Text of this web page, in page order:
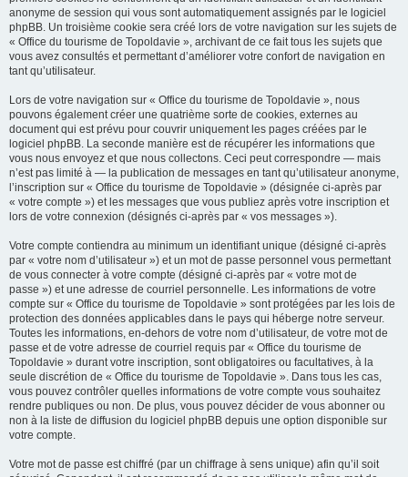
anonyme de session qui vous sont automatiquement assignés par le logiciel
phpBB. Un troisième cookie sera créé lors de votre navigation sur les sujets de
« Office du tourisme de Topoldavie », archivant de ce fait tous les sujets que
vous avez consultés et permettant d’améliorer votre confort de navigation en
tant qu’utilisateur.
Lors de votre navigation sur « Office du tourisme de Topoldavie », nous
pouvons également créer une quatrième sorte de cookies, externes au
document qui est prévu pour couvrir uniquement les pages créées par le
logiciel phpBB. La seconde manière est de récupérer les informations que
vous nous envoyez et que nous collectons. Ceci peut correspondre — mais
n’est pas limité à — la publication de messages en tant qu’utilisateur anonyme,
l’inscription sur « Office du tourisme de Topoldavie » (désignée ci-après par
« votre compte ») et les messages que vous publiez après votre inscription et
lors de votre connexion (désignés ci-après par « vos messages »).
Votre compte contiendra au minimum un identifiant unique (désigné ci-après
par « votre nom d’utilisateur ») et un mot de passe personnel vous permettant
de vous connecter à votre compte (désigné ci-après par « votre mot de
passe ») et une adresse de courriel personnelle. Les informations de votre
compte sur « Office du tourisme de Topoldavie » sont protégées par les lois de
protection des données applicables dans le pays qui héberge notre serveur.
Toutes les informations, en-dehors de votre nom d’utilisateur, de votre mot de
passe et de votre adresse de courriel requis par « Office du tourisme de
Topoldavie » durant votre inscription, sont obligatoires ou facultatives, à la
seule discrétion de « Office du tourisme de Topoldavie ». Dans tous les cas,
vous pouvez contrôler quelles informations de votre compte vous souhaitez
rendre publiques ou non. De plus, vous pouvez décider de vous abonner ou
non à la liste de diffusion du logiciel phpBB depuis une option disponible sur
votre compte.
Votre mot de passe est chiffré (par un chiffrage à sens unique) afin qu’il soit